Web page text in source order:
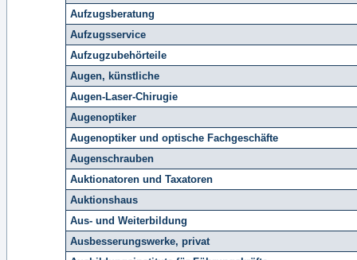
Aufzugsberatung
Aufzugsservice
Aufzugzubehörteile
Augen, künstliche
Augen-Laser-Chirugie
Augenoptiker
Augenoptiker und optische Fachgeschäfte
Augenschrauben
Auktionatoren und Taxatoren
Auktionshaus
Aus- und Weiterbildung
Ausbesserungswerke, privat